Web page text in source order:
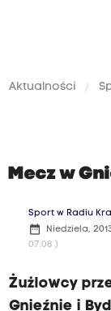
Aktualności
Mecz w
Sport w Radiu
date_range Niedziela,
07:08 )
Żużlowcy
Gnieźnie i